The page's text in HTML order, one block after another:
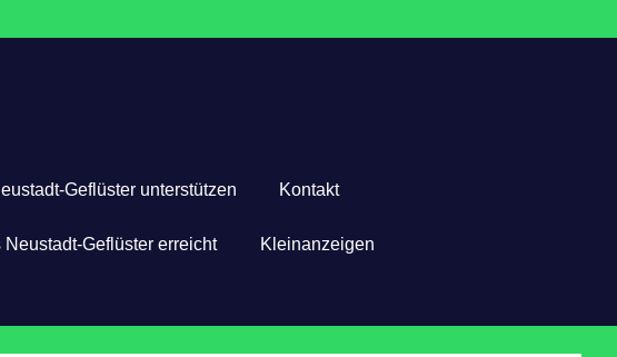
Geflüster unterstützen Kontakt
Neustadt-Geflüster erreicht Kleinanzeigen